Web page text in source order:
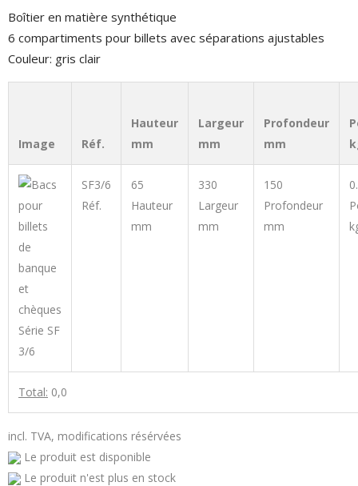
Boîtier en matière synthétique
6 compartiments pour billets avec séparations ajustables
Couleur: gris clair
Image Réf.
Hauteur
mm
Largeur
mm
Profondeur
mm
SF3/6
Réf.
65
Hauteur
mm
330
Largeur
mm
150
Profondeur
mm
Total: 0,0
incl. TVA, modifications résérvées
Le produit est disponible
Le produit n'est plus en stock